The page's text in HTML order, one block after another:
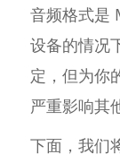
音频格式是
设备的情况
定，但为你
严重影响其
下面，我们